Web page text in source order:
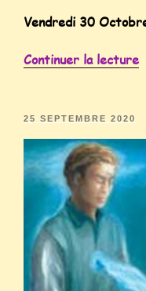
Vendredi 30
Continuer la lecture
25 SEPTEMBRE 2020